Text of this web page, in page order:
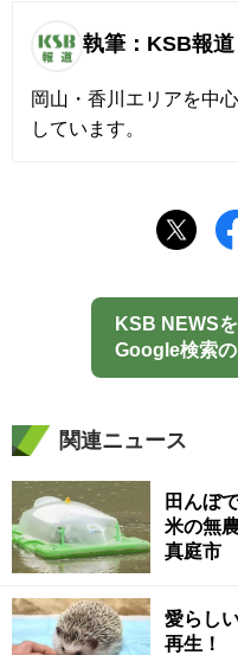
執筆：KSB報道
岡山・香川エリアを中
しています。
KSB NEWSを
Google検索
関連ニュース
田んぼ
米の無
真庭市
愛らし
再生！